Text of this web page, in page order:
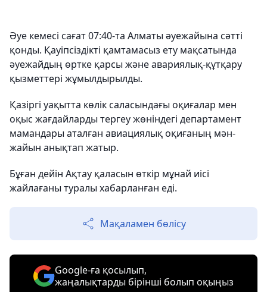
Әуе кемесі сағат 07:40-та Алматы әуежайына сәтті
қонды. Қауіпсіздікті қамтамасыз ету мақсатында
әуежайдың өртке қарсы және авариялық-құтқару
қызметтері жұмылдырылды.
Қазіргі уақытта көлік саласындағы оқиғалар мен
оқыс жағдайларды тергеу жөніндегі департамент
мамандары аталған авиациялық оқиғаның мән-
жайын анықтап жатыр.
Бұған дейін Ақтау қаласын өткір мұнай иісі
жайлағаны туралы хабарланған еді.
Мақаламен бөлісу
Google-ға қосылып,
жаңалықтарды бірінші болып оқыңыз